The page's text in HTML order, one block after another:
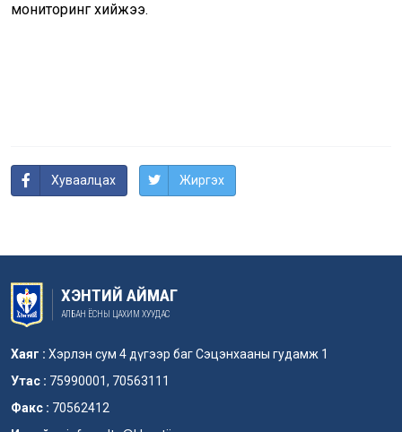
мониторинг хийжээ.
Хуваалцах Жиргэх
ХЭНТИЙ АЙМАГ
АЛБАН ЁСНЫ ЦАХИМ ХУУДАС
Хаяг : Хэрлэн сум 4 дүгээр баг Сэцэнхааны гудамж 1
Утас : 75990001, 70563111
Факс : 70562412